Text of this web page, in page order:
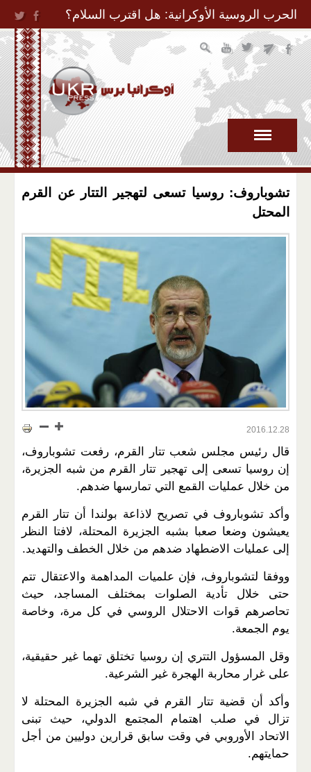
Jump to Navigation
الحرب الروسية الأوكرانية: هل اقترب السلام؟
تشوباروف: روسيا تسعى لتهجير التتار عن القرم
المحتل
2016.12.28
قال رئيس مجلس شعب تتار القرم، رفعت تشوباروف،
إن روسيا تسعى إلى تهجير تتار القرم من شبه الجزيرة،
من خلال عمليات القمع التي تمارسها ضدهم.
وأكد تشوباروف في تصريح لاذاعة بولندا أن تتار القرم
يعيشون وضعا صعبا بشبه الجزيرة المحتلة، لافتا النظر
إلى عمليات الاضطهاد ضدهم من خلال الخطف والتهديد.
ووفقا لتشوباروف، فإن علميات المداهمة والاعتقال تتم
حتى خلال تأدية الصلوات بمختلف المساجد، حيث
تحاصرهم قوات الاحتلال الروسي في كل مرة، وخاصة
يوم الجمعة.
وقل المسؤول التتري إن روسيا تختلق تهما غير حقيقية،
على غرار محاربة الهجرة غير الشرعية.
وأكد أن قضية تتار القرم في شبه الجزيرة المحتلة لا
تزال في صلب اهتمام المجتمع الدولي، حيث تبنى
الاتحاد الأوروبي في وقت سابق قرارين دوليين من أجل
حمايتهم.